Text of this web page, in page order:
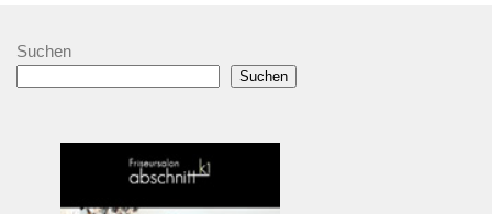
Suchen
Suchen